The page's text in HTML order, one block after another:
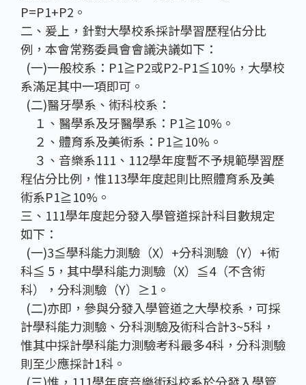
P=P1+P2。
二、爰上，針對大學校系採計學習歷程佔分比
例，本會常務委員會會議決議如下：
(一)一般校系：P1≧P2或P2-P1≦10%，大學校
系滿足其中一項即可。
(二)醫牙學系、術科校系：
１、醫學系及牙醫學系：P1≧10%。
２、體育系及美術系：P1≧10%。
３、音樂系111、112學年度暫不予規範學習歷
程佔分比例，惟113學年度起則比照體育系及美
術系P1≧10%。
三、111學年度起分發入學管道採計科目數規定
如下：
(一)3≦學科能力測驗（X）+分科測驗（Y）+術
科≦ 5，其中學科能力測驗（X）≦4（不含術
科），分科測驗（Y）≥1。
(二)亦即，參與分發入學管道之大學校系，可採
計學科能力測驗、分科測驗及術科合計3~5科，
惟其中採計學科能力測驗考科最多4科，分科測驗
則至少應採計1科。